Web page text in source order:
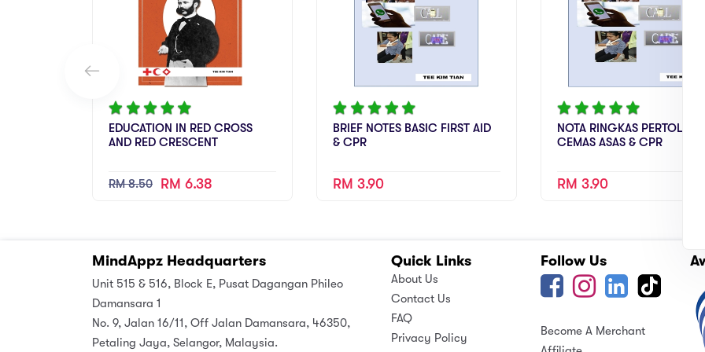
EDUCATION IN RED CROSS
AND RED CRESCENT
RM 8.50 RM 6.38
BRIEF NOTES BASIC FIRST AID
& CPR
RM 3.90
NOTA RINGKAS
CEMAS ASAS & CPR
RM 3.90
MindAppz Headquarters
Unit 515 & 516, Block E, Pusat Dagangan Phileo
Damansara 1
No. 9, Jalan 16/11, Off Jalan Damansara, 46350,
Petaling Jaya, Selangor, Malaysia.
Quick Links
About Us
Contact Us
FAQ
Privacy Policy
Follow Us
Become A Merchant